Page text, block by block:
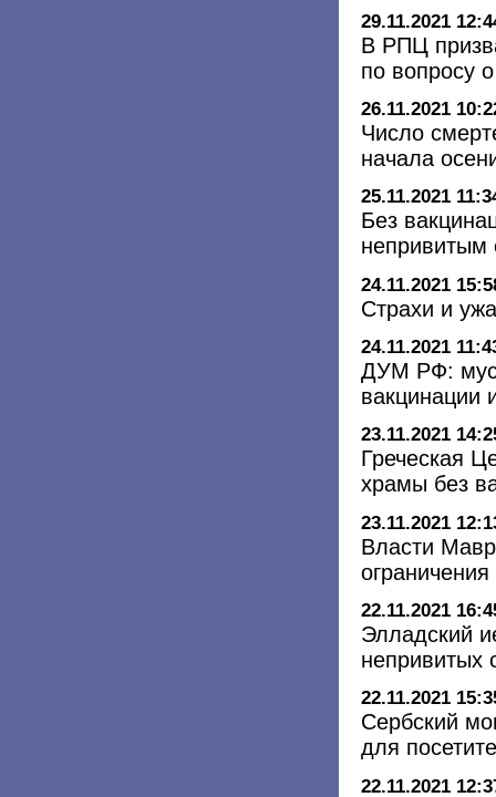
29.11.2021
В РПЦ
по вопросу
26.11.2021
Число
начала
25.11.2021
Без
непривитым
24.11.2021
Страхи и
24.11.2021
ДУМ РФ:
вакцинации
23.11.2021
Греческая
храмы без
23.11.2021
Власти
22.11.2021
Элладский
непривитых
22.11.2021
Сербский
для
22.11.2021